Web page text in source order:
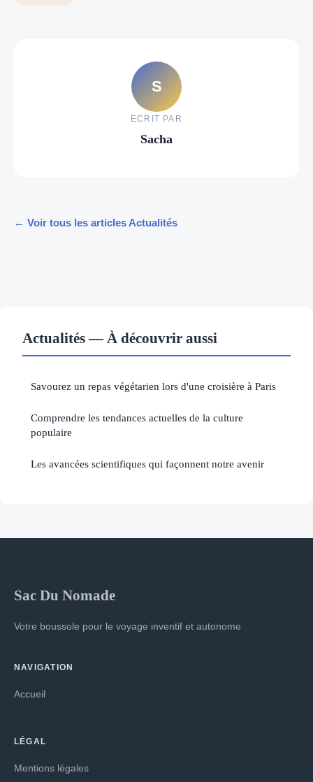
S
ECRIT PAR
Sacha
← Voir tous les articles Actualités
Actualités — À découvrir aussi
Savourez un repas végétarien lors d'une croisière à Paris
Comprendre les tendances actuelles de la culture
populaire
Les avancées scientifiques qui façonnent notre avenir
Sac Du Nomade
Votre boussole pour le voyage inventif et autonome
NAVIGATION
Accueil
LÉGAL
Mentions légales